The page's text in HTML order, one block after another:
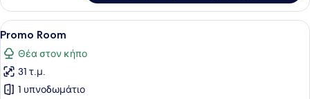
Family
Suite
Sharing
Balcony
Προβολή
όλων
των
φωτογραφιών
για
Ένα δωμάτιο ξενοδοχείου με ένα
5
Promo Room
Θέα στον κήπο
31 τ.μ.
1 υπνοδωμάτιο